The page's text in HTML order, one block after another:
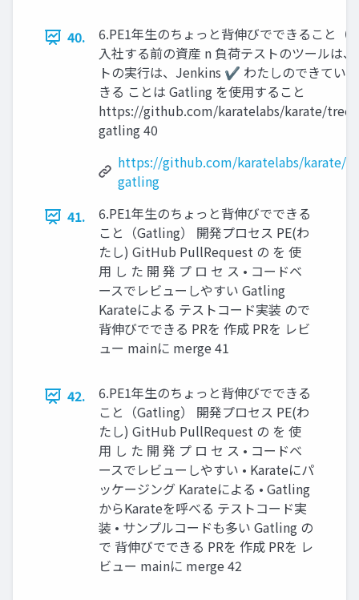
40.
6.PE1年生のちょっと背伸びでできること（
入社する前の資産 n 負荷テストのツールは
トの実行は、Jenkins ✔ わたしのできてい
きる ことは Gatling を使用すること
https://github.com/karatelabs/karate/
gatling 40
https://github.com/karatelabs/karate/
gatling
41.
6.PE1年生のちょっと背伸びでできる
こと（Gatling） 開発プロセス PE(わ
たし) GitHub PullRequest の を 使
用 し た 開 発 プ ロ セ ス • コードベ
ースでレビューしやすい Gatling
Karateによる テストコード実装 ので
背伸びでできる PRを 作成 PRを レビ
ュー mainに merge 41
42.
6.PE1年生のちょっと背伸びでできる
こと（Gatling） 開発プロセス PE(わ
たし) GitHub PullRequest の を 使
用 し た 開 発 プ ロ セ ス • コードベ
ースでレビューしやすい • Karateにパ
ッケージング Karateによる • Gatling
からKarateを呼べる テストコード実
装 • サンプルコードも多い Gatling の
で 背伸びでできる PRを 作成 PRを レ
ビュー mainに merge 42